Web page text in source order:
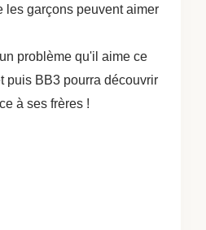
les garçons peuvent aimer
problème qu'il aime ce
puis BB3 pourra découvrir
à ses frères !